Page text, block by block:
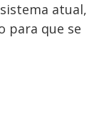
atual,
para que se